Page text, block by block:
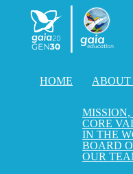
HOME ABOUT
CORE
IN THE
BOARD
OUR